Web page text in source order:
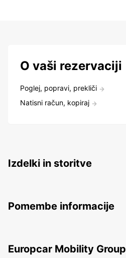
O vaši rezervaciji
Poglej, popravi, prekliči
Natisni račun, kopiraj
Izdelki in storitve
Pomembe informacije
Europcar Mobility Group